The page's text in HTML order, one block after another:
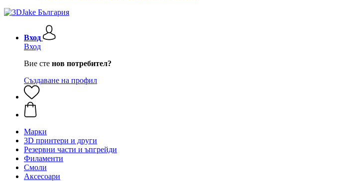
Вход
Вход
Вие сте нов потребител?
Създаване на профил
Mарки
3D принтери и други
Резервни части и ъпгрейди
Филаменти
Смоли
Аксесоари